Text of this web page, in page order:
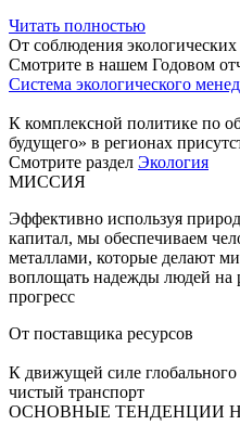
Читать полностью
От соблюдения
Смотрите в нашем Годовом
Система экологического
К комплексной политике по
будущего» в регионах
Смотрите раздел Экология
МИССИЯ
Эффективно используя
капитал, мы обеспечиваем
металлами, которые делают
воплощать надежды людей на
прогресс
От поставщика ресурсов
К движущей силе глобального
чистый транспорт
ОСНОВНЫЕ ТЕНДЕНЦИИ